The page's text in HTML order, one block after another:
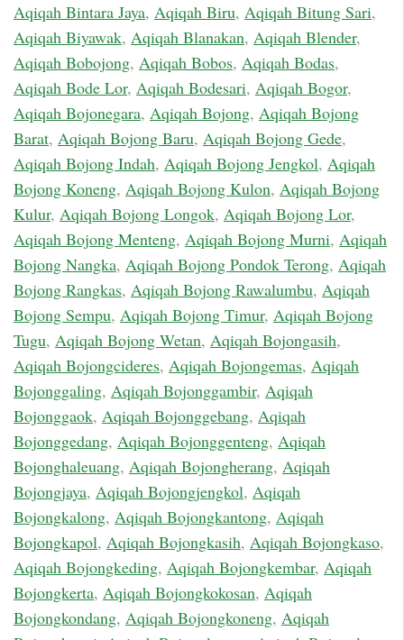
Aqiqah Bintara Jaya, Aqiqah Biru, Aqiqah Bitung Sari,
Aqiqah Biyawak, Aqiqah Blanakan, Aqiqah Blender,
Aqiqah Bobojong, Aqiqah Bobos, Aqiqah Bodas,
Aqiqah Bode Lor, Aqiqah Bodesari, Aqiqah Bogor,
Aqiqah Bojonegara, Aqiqah Bojong, Aqiqah Bojong
Barat, Aqiqah Bojong Baru, Aqiqah Bojong Gede,
Aqiqah Bojong Indah, Aqiqah Bojong Jengkol, Aqiqah
Bojong Koneng, Aqiqah Bojong Kulon, Aqiqah Bojong
Kulur, Aqiqah Bojong Longok, Aqiqah Bojong Lor,
Aqiqah Bojong Menteng, Aqiqah Bojong Murni, Aqiqah
Bojong Nangka, Aqiqah Bojong Pondok Terong, Aqiqah
Bojong Rangkas, Aqiqah Bojong Rawalumbu, Aqiqah
Bojong Sempu, Aqiqah Bojong Timur, Aqiqah Bojong
Tugu, Aqiqah Bojong Wetan, Aqiqah Bojongasih,
Aqiqah Bojongcideres, Aqiqah Bojongemas, Aqiqah
Bojonggaling, Aqiqah Bojonggambir, Aqiqah
Bojonggaok, Aqiqah Bojonggebang, Aqiqah
Bojonggedang, Aqiqah Bojonggenteng, Aqiqah
Bojonghaleuang, Aqiqah Bojongherang, Aqiqah
Bojongjaya, Aqiqah Bojongjengkol, Aqiqah
Bojongkalong, Aqiqah Bojongkantong, Aqiqah
Bojongkapol, Aqiqah Bojongkasih, Aqiqah Bojongkaso,
Aqiqah Bojongkeding, Aqiqah Bojongkembar, Aqiqah
Bojongkerta, Aqiqah Bojongkokosan, Aqiqah
Bojongkondang, Aqiqah Bojongkoneng, Aqiqah